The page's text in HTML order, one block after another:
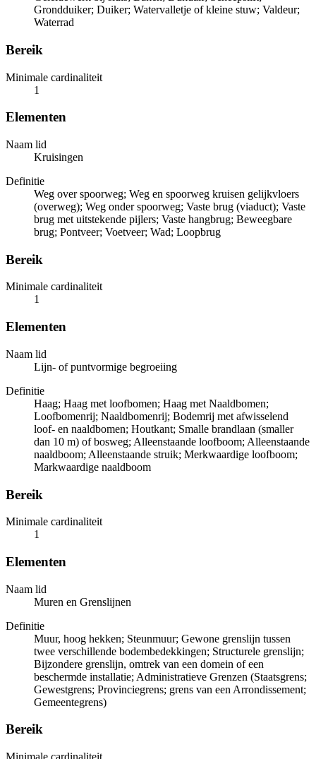
Grondduiker; Duiker; Watervalletje of kleine stuw; Valdeur;
Waterrad
Bereik
Minimale cardinaliteit
1
Elementen
Naam lid
Kruisingen
Definitie
Weg over spoorweg; Weg en spoorweg kruisen gelijkvloers
(overweg); Weg onder spoorweg; Vaste brug (viaduct); Vaste
brug met uitstekende pijlers; Vaste hangbrug; Beweegbare
brug; Pontveer; Voetveer; Wad; Loopbrug
Bereik
Minimale cardinaliteit
1
Elementen
Naam lid
Lijn- of puntvormige begroeiing
Definitie
Haag; Haag met loofbomen; Haag met Naaldbomen;
Loofbomenrij; Naaldbomenrij; Bodemrij met afwisselend
loof- en naaldbomen; Houtkant; Smalle brandlaan (smaller
dan 10 m) of bosweg; Alleenstaande loofboom; Alleenstaande
naaldboom; Alleenstaande struik; Merkwaardige loofboom;
Markwaardige naaldboom
Bereik
Minimale cardinaliteit
1
Elementen
Naam lid
Muren en Grenslijnen
Definitie
Muur, hoog hekken; Steunmuur; Gewone grenslijn tussen
twee verschillende bodembedekkingen; Structurele grenslijn;
Bijzondere grenslijn, omtrek van een domein of een
beschermde installatie; Administratieve Grenzen (Staatsgrens;
Gewestgrens; Provinciegrens; grens van een Arrondissement;
Gemeentegrens)
Bereik